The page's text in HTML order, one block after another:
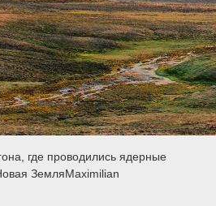
где проводились ядерные
ЗемляMaximilian